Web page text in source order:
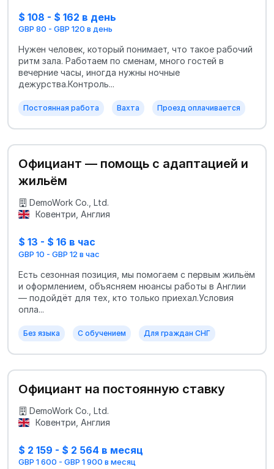
$ 108 - $ 162 в день
GBP 80 - GBP 120 в день
Нужен человек, который понимает, что такое рабочий
ритм зала. Работаем по сменам, много гостей в
вечерние часы, иногда нужны ночные
дежурства.Контроль...
Постоянная работа Вахта Проезд оплачивается
Официант — помощь с адаптацией и
жильём
DemoWork Co., Ltd.
Ковентри, Англия
$ 13 - $ 16 в час
GBP 10 - GBP 12 в час
Есть сезонная позиция, мы помогаем с первым жильём
и оформлением, объясняем нюансы работы в Англии
— подойдёт для тех, кто только приехал.Условия
опла...
Без языка С обучением Для граждан СНГ
Официант на постоянную ставку
DemoWork Co., Ltd.
Ковентри, Англия
$ 2 159 - $ 2 564 в месяц
GBP 1 600 - GBP 1 900 в месяц